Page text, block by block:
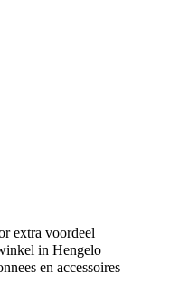
extra voordeel
in Hengelo
en accessoires